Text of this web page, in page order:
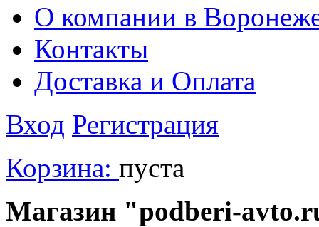
О компании в
Контакты
Доставка и Оплата
Вход Регистрация
Корзина: пуста
Магазин "podberi-